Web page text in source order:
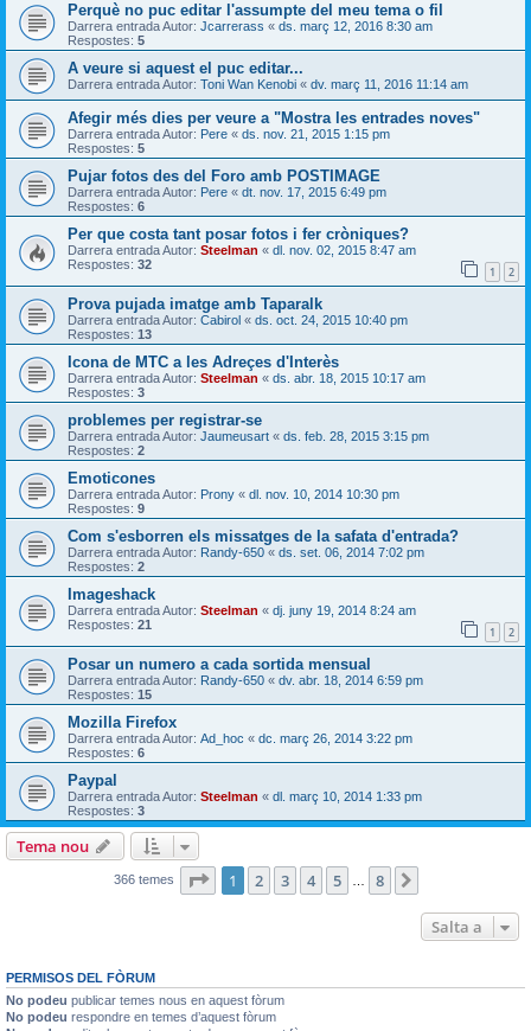
Perquè no puc editar l'assumpte del meu tema o fil
Darrera entrada Autor: Jcarrerass « ds. març 12, 2016 8:30 am
Respostes: 5
A veure si aquest el puc editar...
Darrera entrada Autor: Toni Wan Kenobi « dv. març 11, 2016 11:14 am
Afegir més dies per veure a "Mostra les entrades noves"
Darrera entrada Autor: Pere « ds. nov. 21, 2015 1:15 pm
Respostes: 5
Pujar fotos des del Foro amb POSTIMAGE
Darrera entrada Autor: Pere « dt. nov. 17, 2015 6:49 pm
Respostes: 6
Per que costa tant posar fotos i fer cròniques?
Darrera entrada Autor: Steelman « dl. nov. 02, 2015 8:47 am
Respostes: 32 1 2
Prova pujada imatge amb Taparalk
Darrera entrada Autor: Cabirol « ds. oct. 24, 2015 10:40 pm
Respostes: 13
Icona de MTC a les Adreçes d'Interès
Darrera entrada Autor: Steelman « ds. abr. 18, 2015 10:17 am
Respostes: 3
problemes per registrar-se
Darrera entrada Autor: Jaumeusart « ds. feb. 28, 2015 3:15 pm
Respostes: 2
Emoticones
Darrera entrada Autor: Prony « dl. nov. 10, 2014 10:30 pm
Respostes: 9
Com s'esborren els missatges de la safata d'entrada?
Darrera entrada Autor: Randy-650 « ds. set. 06, 2014 7:02 pm
Respostes: 2
Imageshack
Darrera entrada Autor: Steelman « dj. juny 19, 2014 8:24 am
Respostes: 21 1 2
Posar un numero a cada sortida mensual
Darrera entrada Autor: Randy-650 « dv. abr. 18, 2014 6:59 pm
Respostes: 15
Mozilla Firefox
Darrera entrada Autor: Ad_hoc « dc. març 26, 2014 3:22 pm
Respostes: 6
Paypal
Darrera entrada Autor: Steelman « dl. març 10, 2014 1:33 pm
Respostes: 3
Tema nou
366 temes Pàgina de
1 2 3 4 5 8
Salta a
PERMISOS DEL FÒRUM
No podeu publicar temes nous en aquest fòrum
No podeu respondre en temes d’aquest fòrum